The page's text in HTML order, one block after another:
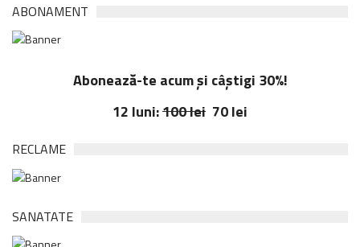
ABONAMENT
Abonează-te acum și câștigi 30%!
12 luni:100 lei 70 lei
RECLAME
SANATATE